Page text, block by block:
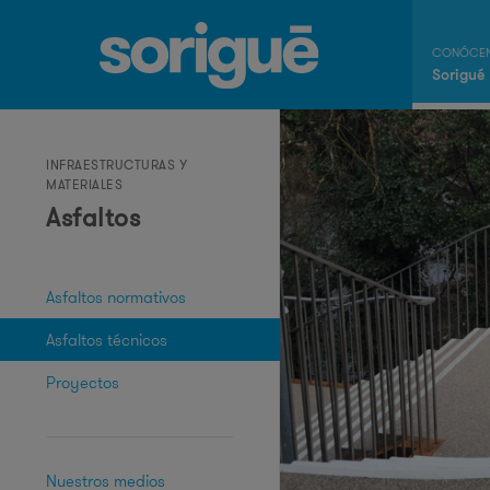
Sorigué
INFRAESTRUCTURAS Y
MATERIALES
Asfaltos
Asfaltos normativos
Asfaltos técnicos
Proyectos
Nuestros medios